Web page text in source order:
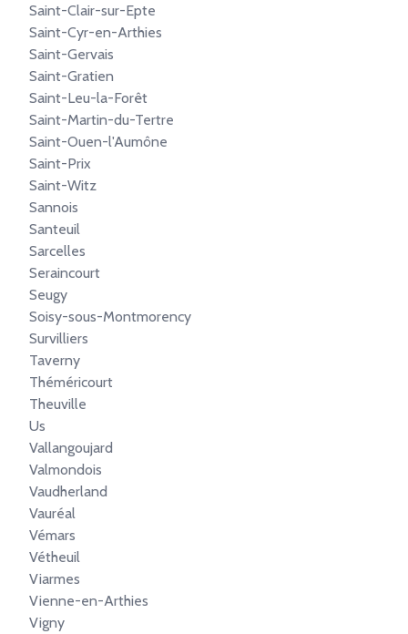
Saint-Clair-sur-Epte
Saint-Cyr-en-Arthies
Saint-Gervais
Saint-Gratien
Saint-Leu-la-Forêt
Saint-Martin-du-Tertre
Saint-Ouen-l'Aumône
Saint-Prix
Saint-Witz
Sannois
Santeuil
Sarcelles
Seraincourt
Seugy
Soisy-sous-Montmorency
Survilliers
Taverny
Théméricourt
Theuville
Us
Vallangoujard
Valmondois
Vaudherland
Vauréal
Vémars
Vétheuil
Viarmes
Vienne-en-Arthies
Vigny